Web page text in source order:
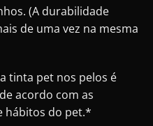
(A durabilidade
de uma vez na mesma
tinta pet nos pelos é
acordo com as
hábitos do pet.*